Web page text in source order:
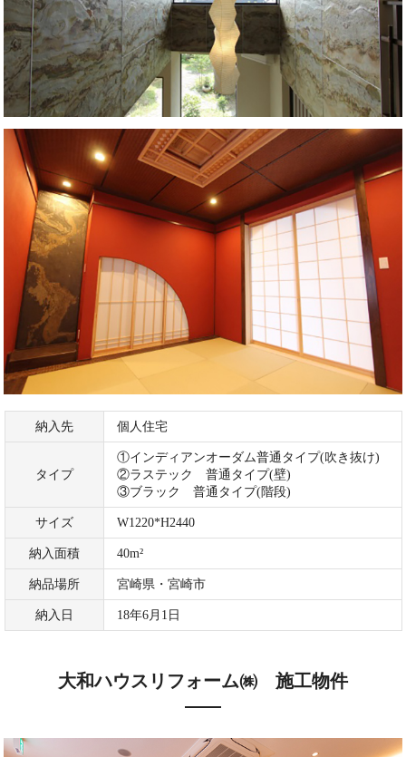
納入先 個人住宅
タイプ
①インディアンオーダム普通タイプ(吹き抜け)
②ラステック 普通タイプ(壁)
③ブラック 普通タイプ(階段)
サイズ W1220*H2440
納入面積 40m²
納品場所 宮崎県・宮崎市
納入日 18年6月1日
大和ハウスリフォーム㈱ 施工物件